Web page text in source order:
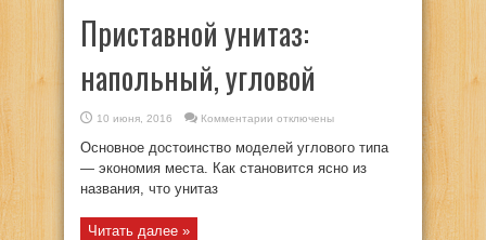
Приставной унитаз:
напольный, угловой
10 июня, 2016 Комментарии
Приставной
унитаз:
напольный,
угловой
отключены
Основное достоинство моделей углового типа
— экономия места. Как становится ясно из
названия, что унитаз
Читать далее »